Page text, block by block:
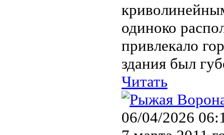
одиноко
привлекало
здания был
Читать
06/04/2026